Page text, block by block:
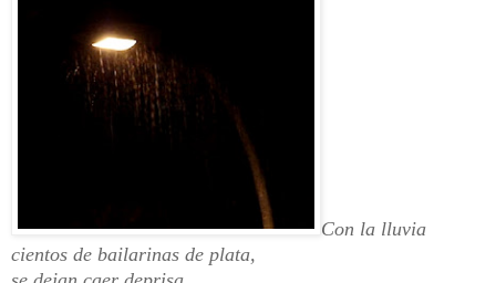
Con la lluvia
cientos de bailarinas de plata,